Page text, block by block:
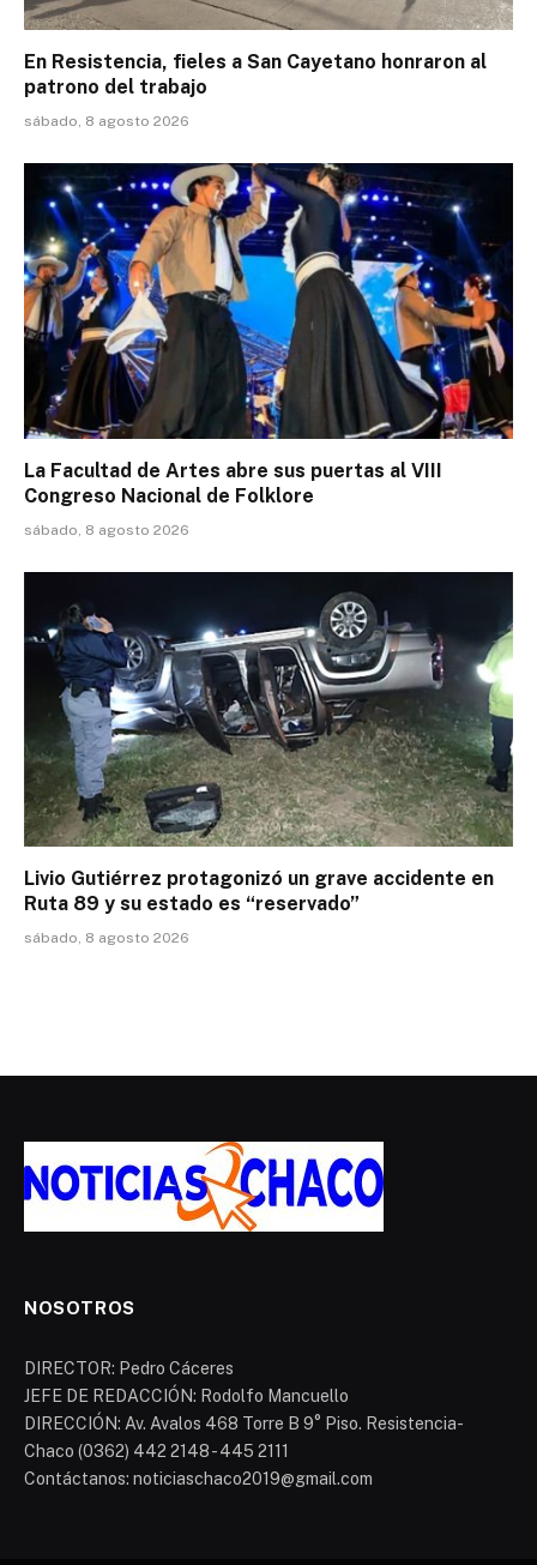
En Resistencia, fieles a San Cayetano honraron al
patrono del trabajo
sábado, 8 agosto 2026
La Facultad de Artes abre sus puertas al VIII
Congreso Nacional de Folklore
sábado, 8 agosto 2026
Livio Gutiérrez protagonizó un grave accidente en
Ruta 89 y su estado es “reservado”
sábado, 8 agosto 2026
NOSOTROS
DIRECTOR: Pedro Cáceres
JEFE DE REDACCIÓN: Rodolfo Mancuello
DIRECCIÓN: Av. Avalos 468 Torre B 9° Piso. Resistencia-
Chaco (0362) 442 2148 - 445 2111
Contáctanos: noticiaschaco2019@gmail.com